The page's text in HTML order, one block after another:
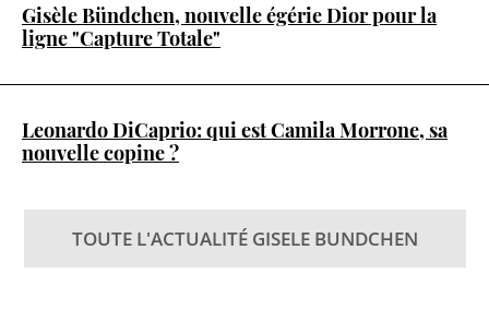
Gisèle Bündchen, nouvelle égérie Dior pour la
ligne "Capture Totale"
Leonardo DiCaprio: qui est Camila Morrone, sa
nouvelle copine ?
TOUTE L'ACTUALITÉ GISELE BUNDCHEN